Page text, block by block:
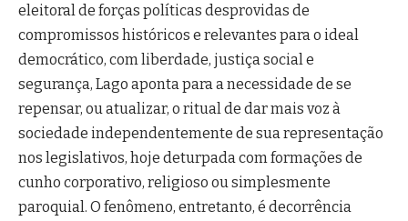
eleitoral de forças políticas desprovidas de
compromissos históricos e relevantes para o ideal
democrático, com liberdade, justiça social e
segurança, Lago aponta para a necessidade de se
repensar, ou atualizar, o ritual de dar mais voz à
sociedade independentemente de sua representação
nos legislativos, hoje deturpada com formações de
cunho corporativo, religioso ou simplesmente
paroquial. O fenômeno, entretanto, é decorrência